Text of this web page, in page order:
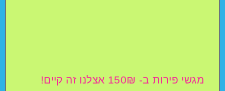
מגשי פירות ב- 150₪ אצלנו זה קיים!